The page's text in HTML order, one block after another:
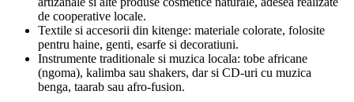
de cooperative locale.
Textile si accesorii din kitenge: materiale colorate, folosite
pentru haine, genti, esarfe si decoratiuni.
Instrumente traditionale si muzica locala: tobe africane
(ngoma), kalimba sau shakers, dar si CD-uri cu muzica
benga, taarab sau afro-fusion.